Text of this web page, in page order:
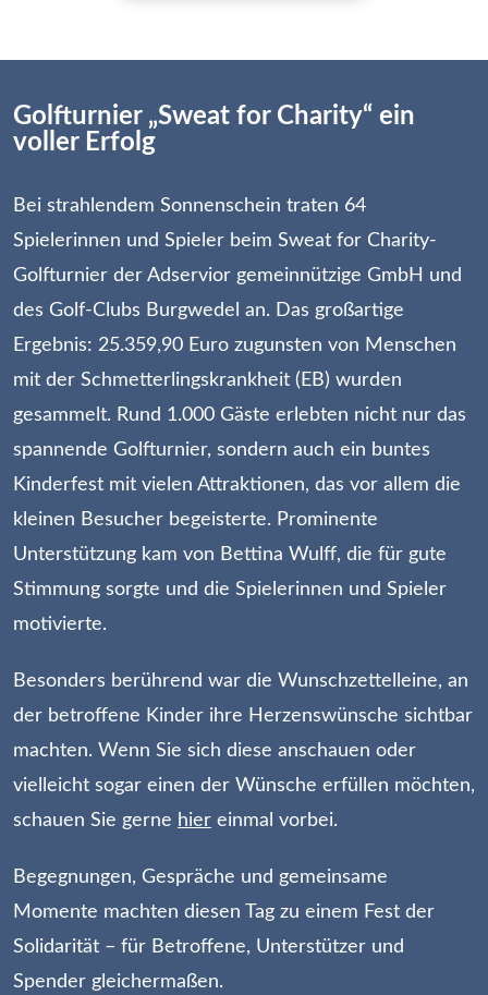
Golfturnier „Sweat for Charity“ ein
voller Erfolg
Bei strahlendem Sonnenschein traten 64
Spielerinnen und Spieler beim Sweat for Charity-
Golfturnier der Adservior gemeinnützige GmbH und
des Golf-Clubs Burgwedel an. Das großartige
Ergebnis: 25.359,90 Euro zugunsten von Menschen
mit der Schmetterlingskrankheit (EB) wurden
gesammelt. Rund 1.000 Gäste erlebten nicht nur das
spannende Golfturnier, sondern auch ein buntes
Kinderfest mit vielen Attraktionen, das vor allem die
kleinen Besucher begeisterte. Prominente
Unterstützung kam von Bettina Wulff, die für gute
Stimmung sorgte und die Spielerinnen und Spieler
motivierte.
Besonders berührend war die Wunschzettelleine, an
der betroffene Kinder ihre Herzenswünsche sichtbar
machten. Wenn Sie sich diese anschauen oder
vielleicht sogar einen der Wünsche erfüllen möchten,
schauen Sie gerne hier einmal vorbei.
Begegnungen, Gespräche und gemeinsame
Momente machten diesen Tag zu einem Fest der
Solidarität – für Betroffene, Unterstützer und
Spender gleichermaßen.